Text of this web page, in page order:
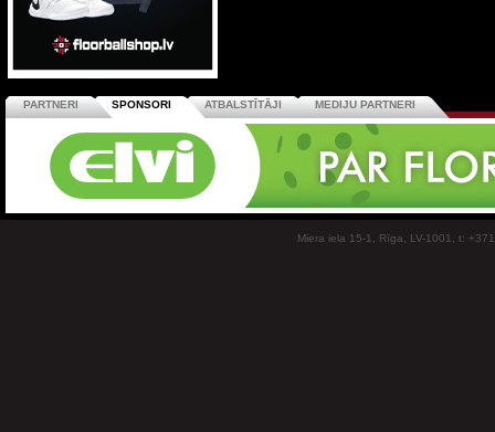
PARTNERI SPONSORI ATBALSTĪTĀJI MEDIJU PARTNERI
Miera iela 15-1, Rīga, LV-1001, t: